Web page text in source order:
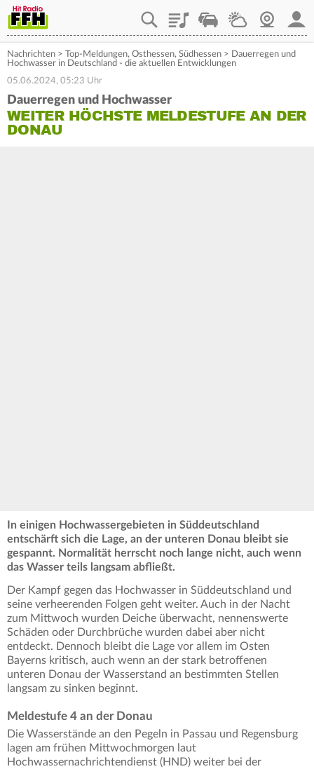
PlaylistStaupilotWetterWebcam
Nachrichten > Top-Meldungen, Osthessen, Südhessen > Dauerregen und
Hochwasser in Deutschland - die aktuellen Entwicklungen
05.06.2024, 05:23 Uhr
Dauerregen und Hochwasser
WEITER HÖCHSTE MELDESTUFE AN DER
DONAU
In einigen Hochwassergebieten in Süddeutschland
entschärft sich die Lage, an der unteren Donau bleibt sie
gespannt. Normalität herrscht noch lange nicht, auch wenn
das Wasser teils langsam abfließt.
Der Kampf gegen das Hochwasser in Süddeutschland und
seine verheerenden Folgen geht weiter. Auch in der Nacht
zum Mittwoch wurden Deiche überwacht, nennenswerte
Schäden oder Durchbrüche wurden dabei aber nicht
entdeckt. Dennoch bleibt die Lage vor allem im Osten
Bayerns kritisch, auch wenn an der stark betroffenen
unteren Donau der Wasserstand an bestimmten Stellen
langsam zu sinken beginnt.
Meldestufe 4 an der Donau
Die Wasserstände an den Pegeln in Passau und Regensburg
lagen am frühen Mittwochmorgen laut
Hochwassernachrichtendienst (HND) weiter bei der